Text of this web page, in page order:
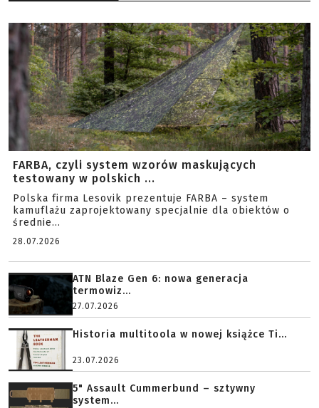
FARBA, czyli system wzorów maskujących
testowany w polskich ...
Polska firma Lesovik prezentuje FARBA – system
kamuflażu zaprojektowany specjalnie dla obiektów o
średnie...
28.07.2026
ATN Blaze Gen 6: nowa generacja
termowiz...
27.07.2026
Historia multitoola w nowej książce Ti...
23.07.2026
5" Assault Cummerbund – sztywny
system...